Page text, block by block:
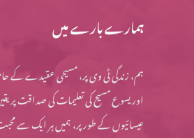
مسیح کے دشوار
کیا مسیح کے اقوال
ہمارے بارے میں
ہم، زندگی ٹی وی پر، مسیحی عقیدے کے
اور یسوع مسیح کی تعلیمات کی صداقت پر
عیسائیوں کے طور پر، ہمیں ہر ایک سے محبت